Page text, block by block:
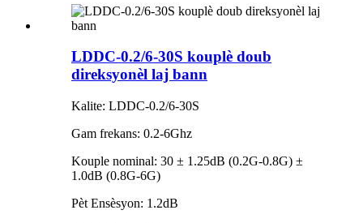
LDDC-0.2/6-30S kouplè doub
direksyonèl laj bann
Kalite: LDDC-0.2/6-30S
Gam frekans: 0.2-6Ghz
Kouple nominal: 30 ± 1.25dB (0.2G-0.8G) ±
1.0dB (0.8G-6G)
Pèt Ensèsyon: 1.2dB